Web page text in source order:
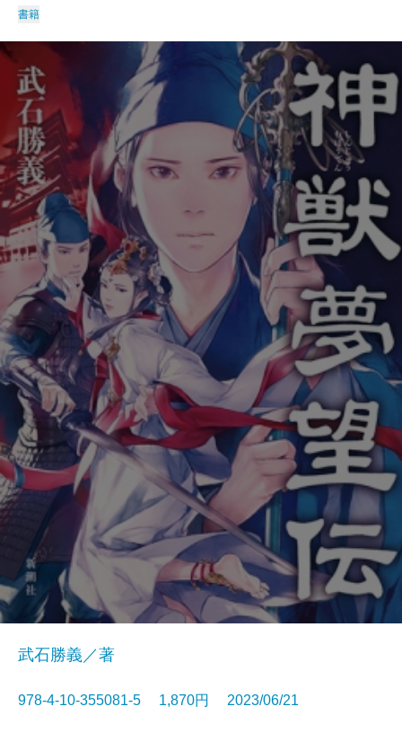
書籍
武石勝義／著
978-4-10-355081-5 1,870円 2023/06/21